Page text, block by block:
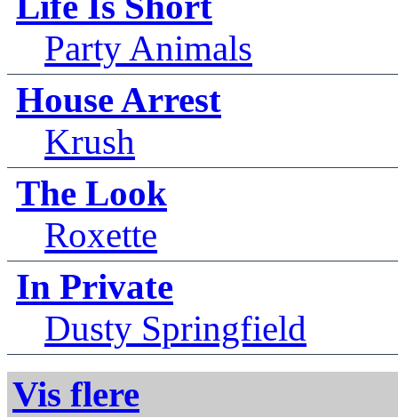
Party Animals
House Arrest
Krush
The Look
Roxette
In Private
Dusty Springfield
Vis flere